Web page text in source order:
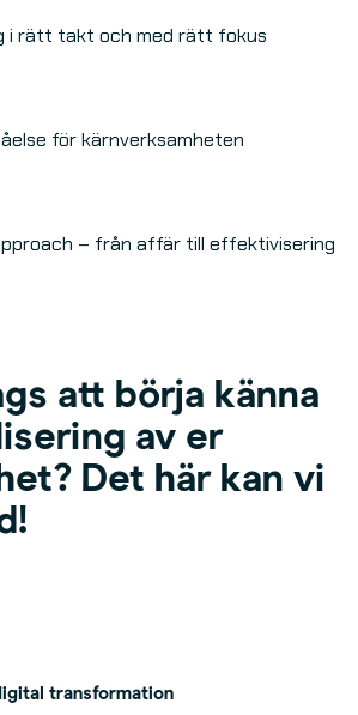
i rätt takt och med rätt fokus
för kärnverksamheten
– från affär till effektivisering
att börja känna
av er
Det här kan vi
transformation